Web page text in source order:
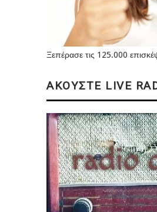
Ξεπέρασε τις 125.000
ΑΚΟΥΣΤΕ LIVE